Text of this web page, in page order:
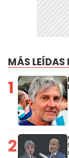
MÁS LEÍDAS
1
2